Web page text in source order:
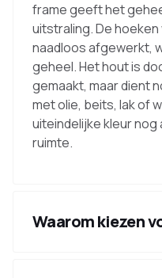
frame geeft het
uitstraling. De hoeken
naadloos afgewerkt,
geheel. Het hout is
gemaakt, maar dient
met olie, beits, lak of
uiteindelijke kleur
ruimte.
Waarom kiezen